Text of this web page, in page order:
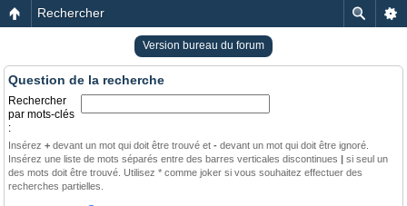
Rechercher
Version bureau du forum
Question de la recherche
Rechercher
par mots-clés
:
Insérez + devant un mot qui doit être trouvé et - devant un mot qui doit être ignoré.
Insérez une liste de mots séparés entre des barres verticales discontinues | si seul un
des mots doit être trouvé. Utilisez * comme joker si vous souhaitez effectuer des
recherches partielles.